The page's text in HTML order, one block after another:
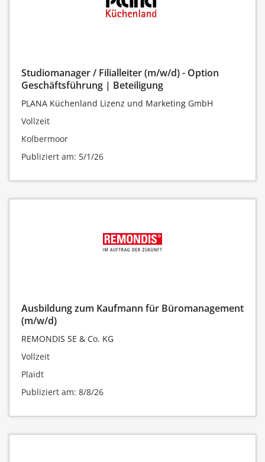
Studiomanager / Filialleiter (m/w/d) - Option
Geschäftsführung | Beteiligung
PLANA Küchenland Lizenz und Marketing GmbH
Vollzeit
Kolbermoor
Publiziert am: 5/1/26
Ausbildung zum Kaufmann für Büromanagement
(m/w/d)
REMONDIS SE & Co. KG
Vollzeit
Plaidt
Publiziert am: 8/8/26